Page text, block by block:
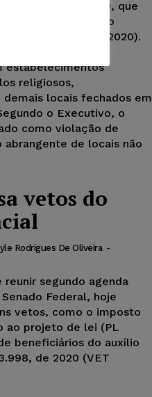
ao PL 1.562/2020, que
e determinava o uso
(VET 25/2020).
estabelecimentos
religiosos,
locais fechados em
o Executivo, o
como violação de
de locais não
vetos do
Rodrigues De Oliveira -
reunir segundo agenda
Federal, hoje
vetos, como o imposto
ao projeto de lei (PL
beneficiários do auxílio
de 2020 (VET